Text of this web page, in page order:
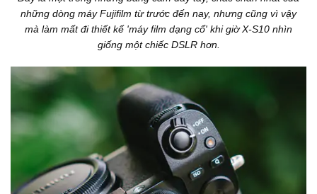
những dòng máy Fujifilm từ trước đến nay, nhưng cũng vì vậy
mà làm mất đi thiết kế 'máy film dạng cổ' khi giờ X-S10 nhìn
giống một chiếc DSLR hơn.